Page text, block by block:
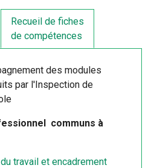
Recueil de fiches
de compétences
des modules
par l'Inspection de
communs à
travail et encadrement